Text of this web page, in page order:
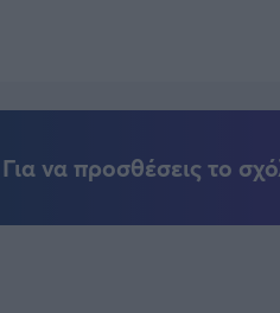
Για να προσθέσεις το